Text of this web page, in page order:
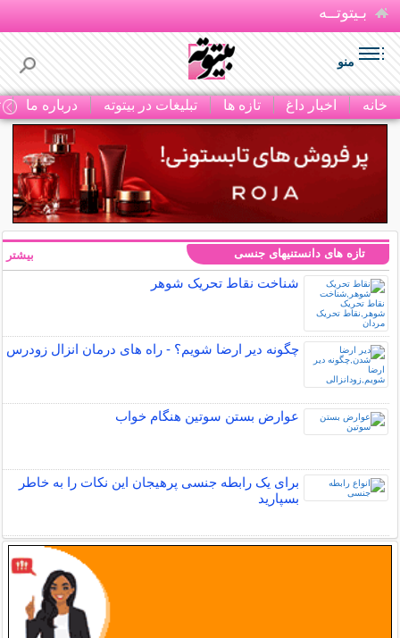
بـیتوتــه
منو
خانه اخبار داغ تازه ها تبلیغات در بیتوته درباره ما
تازه های دانستنیهای جنسی
شناخت نقاط تحریک شوهر
چگونه دیر ارضا شویم؟ - راه های درمان انزال زودرس
عوارض بستن سوتین هنگام خواب
برای یک رابطه جنسی پرهیجان این نکات را به خاطر
بسپارید
بیشتر